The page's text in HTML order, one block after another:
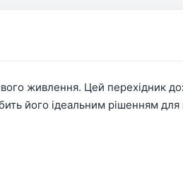
живлення. Цей перехідник
його ідеальним рішенням